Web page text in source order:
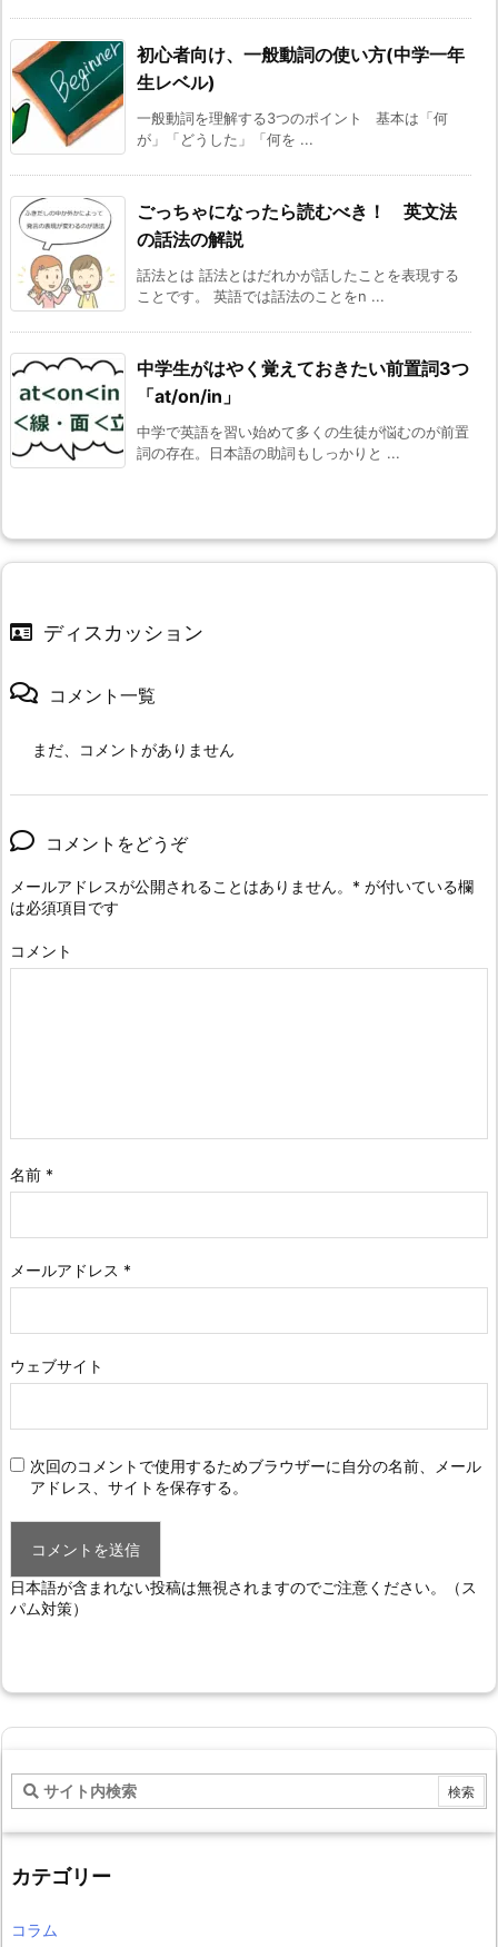
初心者向け、一般動詞の使い方(中学一年
生レベル)
一般動詞を理解する3つのポイント 基本は「何
が」「どうした」「何を ...
ごっちゃになったら読むべき！ 英文法
の話法の解説
話法とは 話法とはだれかが話したことを表現する
ことです。 英語では話法のことをn ...
中学生がはやく覚えておきたい前置詞3つ
「at/on/in」
中学で英語を習い始めて多くの生徒が悩むのが前置
詞の存在。日本語の助詞もしっかりと ...
ディスカッション
コメント一覧
まだ、コメントがありません
コメントをどうぞ
メールアドレスが公開されることはありません。 * が付いている欄
は必須項目です
コメント
名前 *
メールアドレス *
ウェブサイト
次回のコメントで使用するためブラウザーに自分の名前、メール
アドレス、サイトを保存する。
日本語が含まれない投稿は無視されますのでご注意ください。（ス
パム対策）
カテゴリー
コラム